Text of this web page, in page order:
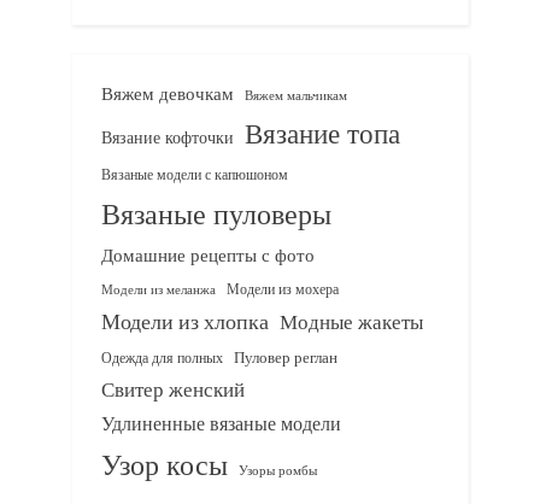
Вяжем девочкам Вяжем мальчикам
Вязание кофточки Вязание топа
Вязаные модели с капюшоном
Вязаные пуловеры
Домашние рецепты с фото
Модели из меланжа Модели из мохера
Модели из хлопка Модные жакеты
Одежда для полных Пуловер реглан
Свитер женский
Удлиненные вязаные модели
Узор косы Узоры ромбы